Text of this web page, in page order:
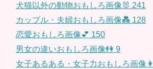
犬猫以外の動物おもしろ画像🐰 241
カップル・夫婦おもしろ画像💑 128
恋愛おもしろ画像💕 150
男女の違いおもしろ画像👫 9
女子あるある・女子力おもしろ画像👩